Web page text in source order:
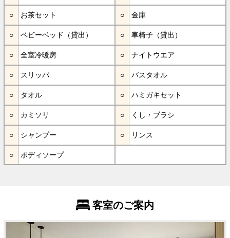
お茶セット 金庫
ベビーベッド（貸出） 車椅子（貸出）
全室冷暖房 ナイトウエア
スリッパ バスタオル
タオル ハミガキセット
カミソリ くし・ブラシ
シャンプー リンス
ボディソープ
客室のご案内